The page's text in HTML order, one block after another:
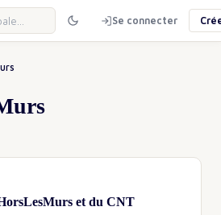
Se connecter
et du CNT